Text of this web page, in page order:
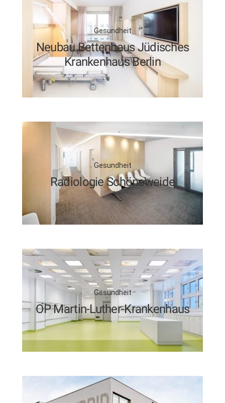
Gesundheit
Neubau Bettenhaus Jüdisches
Krankenhaus Berlin
Gesundheit
Radiologie Schöneweide
Gesundheit
OP Martin-Luther-Krankenhaus